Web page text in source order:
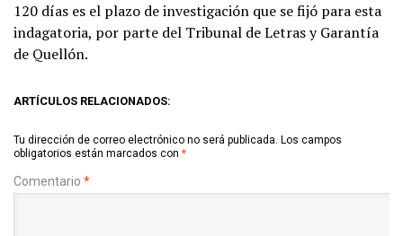
120 días es el plazo de investigación que se fijó para esta
indagatoria, por parte del Tribunal de Letras y Garantía
de Quellón.
ARTÍCULOS RELACIONADOS:
Tu dirección de correo electrónico no será publicada. Los campos
obligatorios están marcados con *
Comentario *